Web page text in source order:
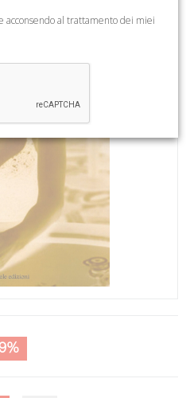
acconsendo al trattamento dei miei